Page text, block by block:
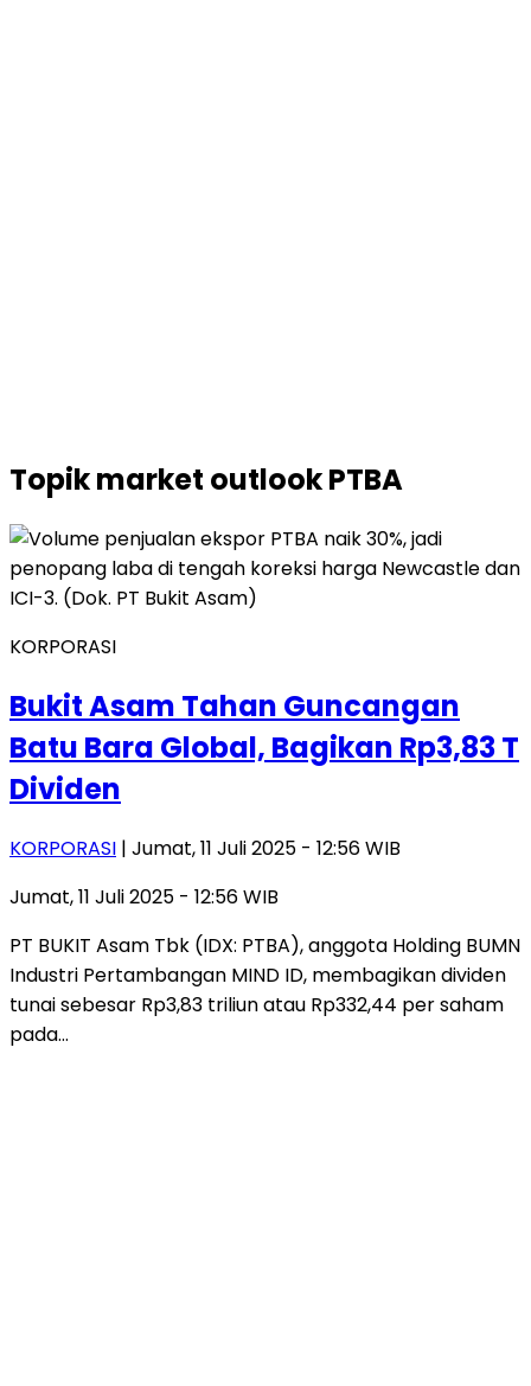
Topikmarket outlook PTBA
KORPORASI
Bukit Asam Tahan Guncangan
Batu Bara Global, Bagikan Rp3,83 T
Dividen
KORPORASI | Jumat, 11 Juli 2025 - 12:56 WIB
Jumat, 11 Juli 2025 - 12:56 WIB
PT BUKIT Asam Tbk (IDX: PTBA), anggota Holding BUMN
Industri Pertambangan MIND ID, membagikan dividen
tunai sebesar Rp3,83 triliun atau Rp332,44 per saham
pada…